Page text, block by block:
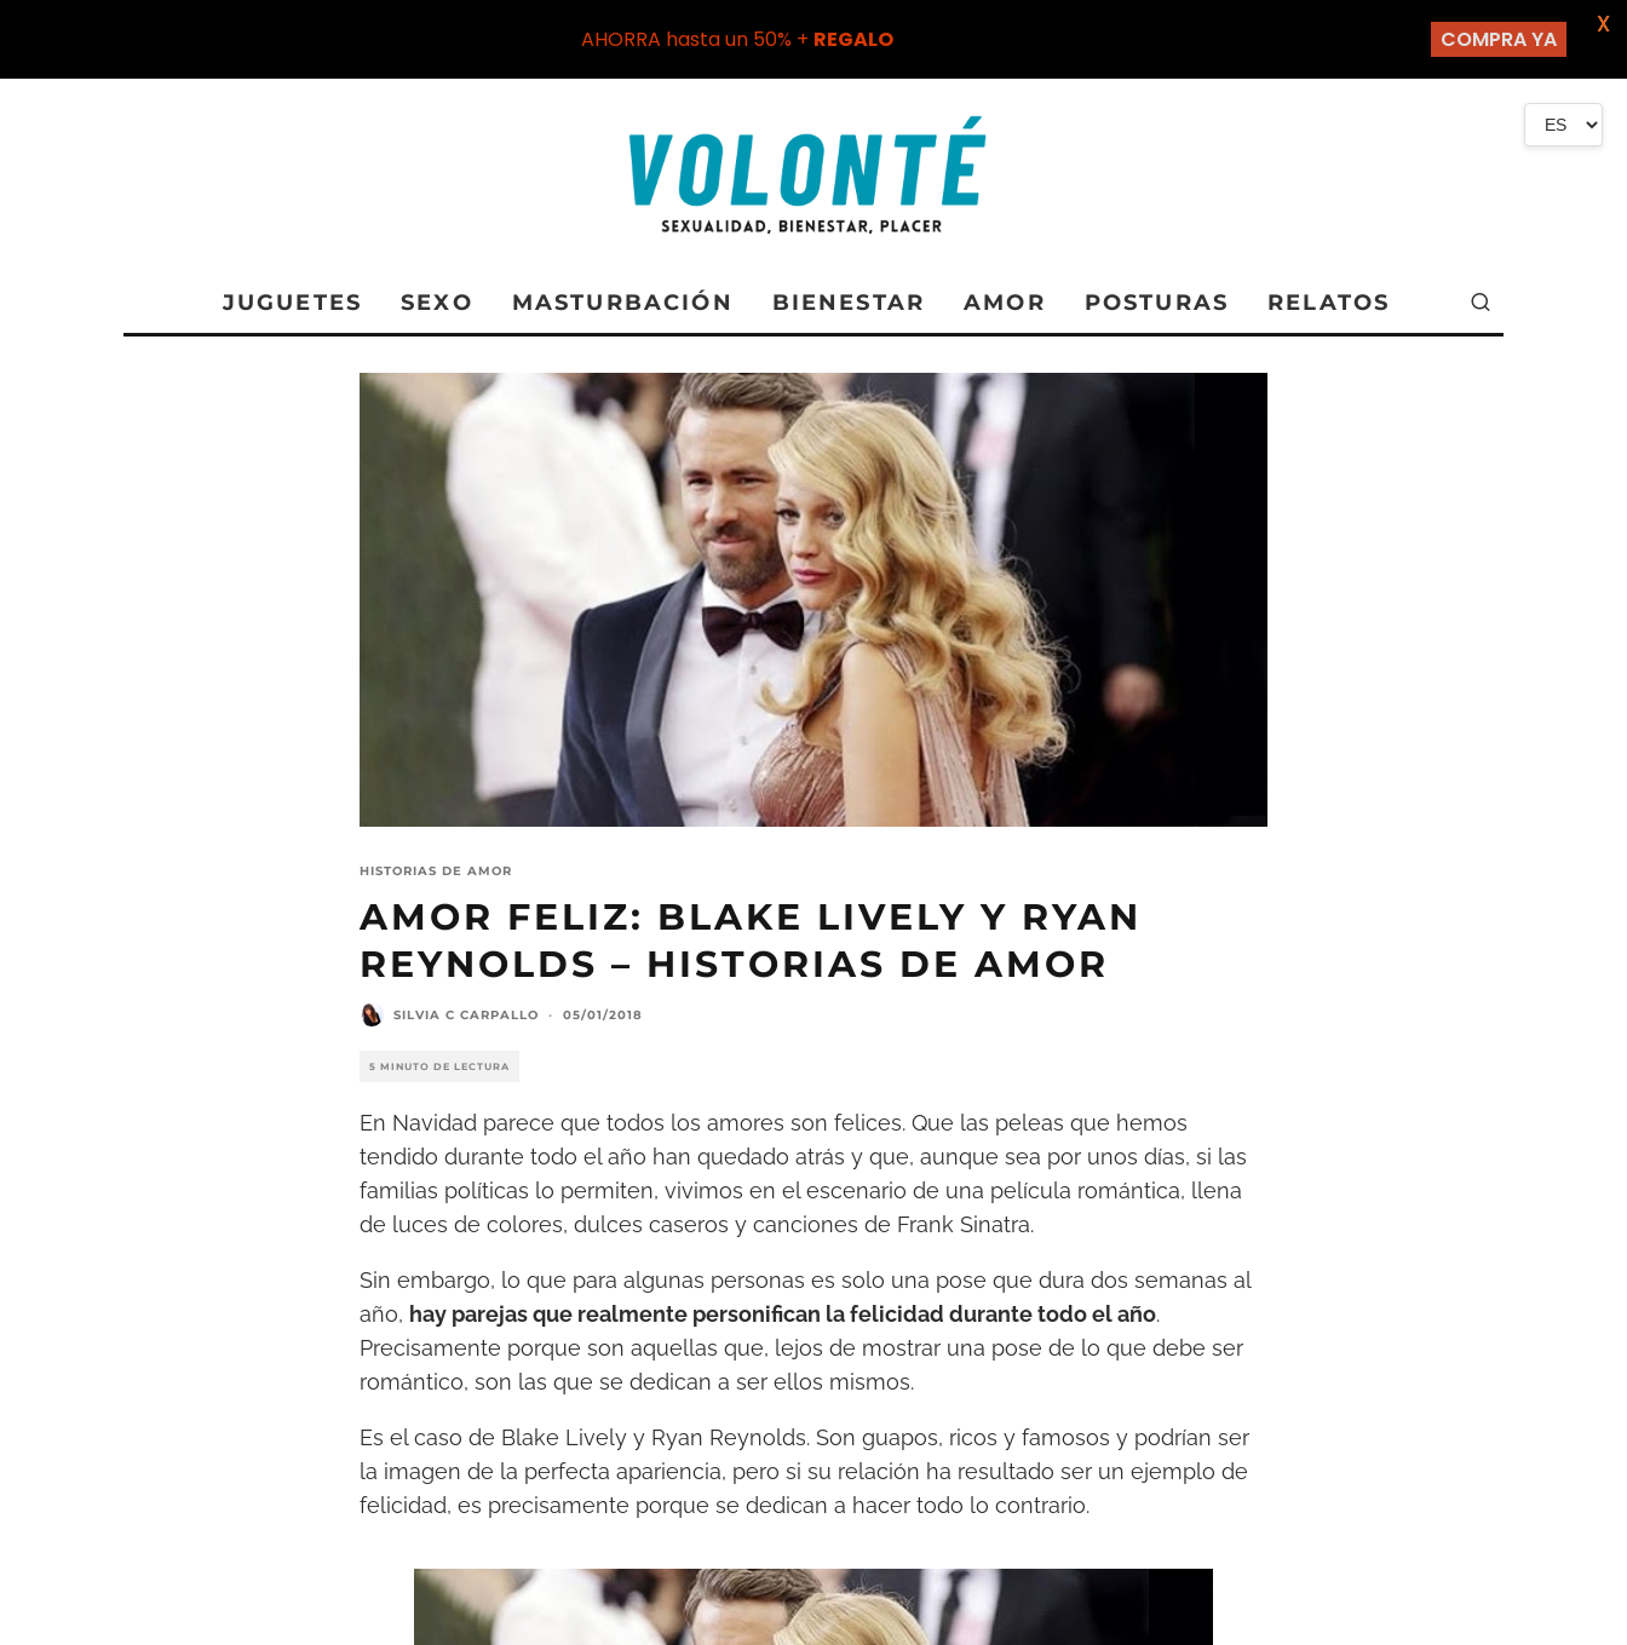
JUGUETES SEXO MASTURBACIÓN BIENESTAR AMOR POSTURAS RELATOS
HISTORIAS DE AMOR
AMOR FELIZ: BLAKE LIVELY Y RYAN
REYNOLDS – HISTORIAS DE AMOR
SILVIA C CARPALLO · 05/01/2018
5 MINUTO DE LECTURA
En Navidad parece que todos los amores son felices. Que las peleas que hemos
tendido durante todo el año han quedado atrás y que, aunque sea por unos días, si las
familias políticas lo permiten, vivimos en el escenario de una película romántica, llena
de luces de colores, dulces caseros y canciones de Frank Sinatra.
Sin embargo, lo que para algunas personas es solo una pose que dura dos semanas al
año, hay parejas que realmente personifican la felicidad durante todo el año.
Precisamente porque son aquellas que, lejos de mostrar una pose de lo que debe ser
romántico, son las que se dedican a ser ellos mismos.
Es el caso de Blake Lively y Ryan Reynolds. Son guapos, ricos y famosos y podrían ser
la imagen de la perfecta apariencia, pero si su relación ha resultado ser un ejemplo de
felicidad, es precisamente porque se dedican a hacer todo lo contrario.
AHORRA hasta un 50% + REGALO COMPRA YA
X